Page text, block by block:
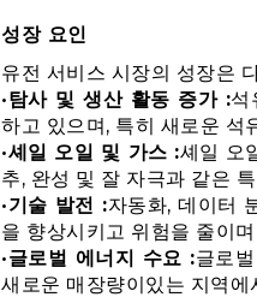
성장 요인
유전 서비스 시장의 성장은
•탐사 및 생산 활동 증가 :석
하고 있으며, 특히 새로운 석
•셰일 오일 및 가스 :셰일 오
추, 완성 및 잘 자극과 같은
•기술 발전 :자동화, 데이터
을 향상시키고 위험을 줄이
•글로벌 에너지 수요 :글로
새로운 매장량이있는 지역에